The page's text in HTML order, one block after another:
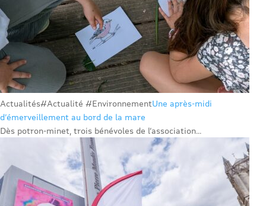
Actualités#Actualité #EnvironnementUne après-midi
d’émerveillement au bord de la mare
Dès potron-minet, trois bénévoles de l’association...